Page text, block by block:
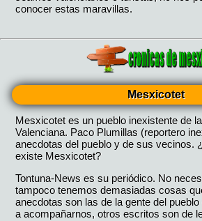
Mesxicotet
Mesxicotet es un pueblo inexistente de
Valenciana. Paco Plumillas (reportero
anecdotas del pueblo y de sus vecinos.
existe Mesxicotet?
Tontuna-News es su periódico. No
tampoco tenemos demasiadas cosas
anecdotas son las de la gente del
a acompañarnos, otros escritos son de